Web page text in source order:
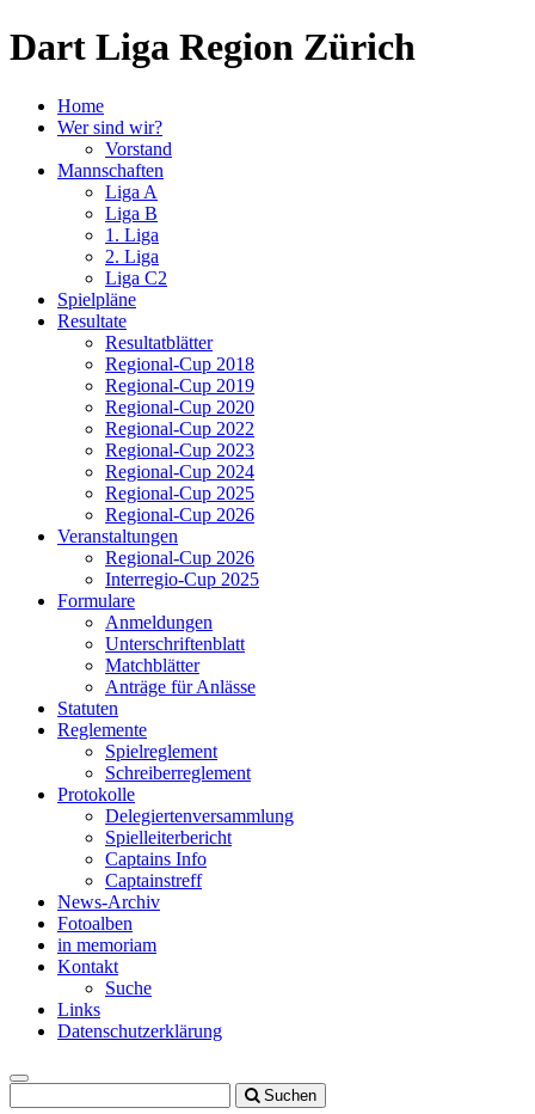
Dart Liga Region Zürich
Home
Wer sind wir?
Vorstand
Mannschaften
Liga A
Liga B
1. Liga
2. Liga
Liga C2
Spielpläne
Resultate
Resultatblätter
Regional-Cup 2018
Regional-Cup 2019
Regional-Cup 2020
Regional-Cup 2022
Regional-Cup 2023
Regional-Cup 2024
Regional-Cup 2025
Regional-Cup 2026
Veranstaltungen
Regional-Cup 2026
Interregio-Cup 2025
Formulare
Anmeldungen
Unterschriftenblatt
Matchblätter
Anträge für Anlässe
Statuten
Reglemente
Spielreglement
Schreiberreglement
Protokolle
Delegiertenversammlung
Spielleiterbericht
Captains Info
Captainstreff
News-Archiv
Fotoalben
in memoriam
Kontakt
Suche
Links
Datenschutzerklärung
Toggle
navigation
Suchen